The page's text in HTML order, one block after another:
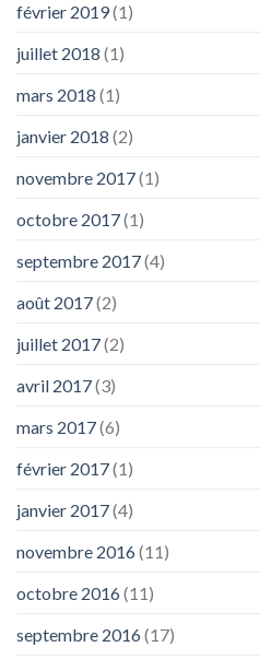
février 2019(1)
juillet 2018 (1)
mars 2018 (1)
janvier 2018 (2)
novembre 2017(1)
octobre 2017(1)
septembre 2017(4)
août 2017(2)
juillet 2017(2)
avril 2017(3)
mars 2017(6)
février 2017(1)
janvier 2017(4)
novembre 2016(11)
octobre 2016(11)
septembre 2016(17)